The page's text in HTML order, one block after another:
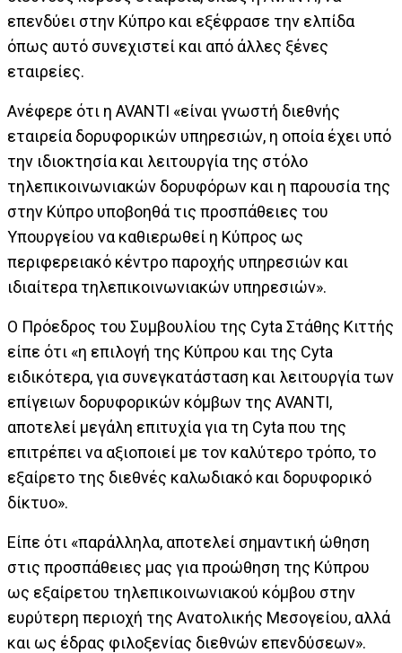
επενδύει στην Κύπρο και εξέφρασε την ελπίδα
όπως αυτό συνεχιστεί και από άλλες ξένες
εταιρείες.
Ανέφερε ότι η AVANTI «είναι γνωστή διεθνής
εταιρεία δορυφορικών υπηρεσιών, η οποία έχει υπό
την ιδιοκτησία και λειτουργία της στόλο
τηλεπικοινωνιακών δορυφόρων και η παρουσία της
στην Κύπρο υποβοηθά τις προσπάθειες του
Υπουργείου να καθιερωθεί η Κύπρος ως
περιφερειακό κέντρο παροχής υπηρεσιών και
ιδιαίτερα τηλεπικοινωνιακών υπηρεσιών».
Ο Πρόεδρος του Συμβουλίου της Cyta Στάθης Κιττής
είπε ότι «η επιλογή της Κύπρου και της Cyta
ειδικότερα, για συνεγκατάσταση και λειτουργία των
επίγειων δορυφορικών κόμβων της AVANTI,
αποτελεί μεγάλη επιτυχία για τη Cyta που της
επιτρέπει να αξιοποιεί με τον καλύτερο τρόπο, το
εξαίρετο της διεθνές καλωδιακό και δορυφορικό
δίκτυο».
Είπε ότι «παράλληλα, αποτελεί σημαντική ώθηση
στις προσπάθειες μας για προώθηση της Κύπρου
ως εξαίρετου τηλεπικοινωνιακού κόμβου στην
ευρύτερη περιοχή της Ανατολικής Μεσογείου, αλλά
και ως έδρας φιλοξενίας διεθνών επενδύσεων».